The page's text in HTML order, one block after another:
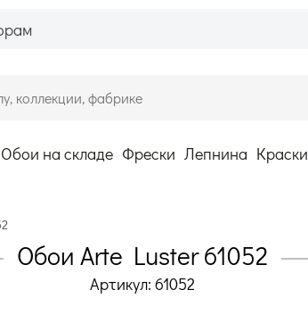
Обои на складе Фрески Лепнина Краски
Обои Arte Luster 61052
Артикул: 61052